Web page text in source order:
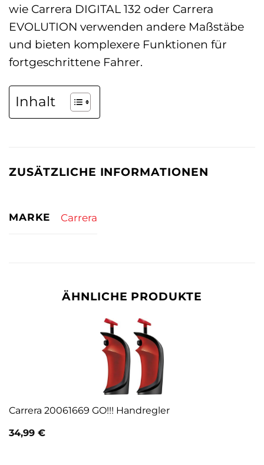
wie Carrera DIGITAL 132 oder Carrera
EVOLUTION verwenden andere Maßstäbe
und bieten komplexere Funktionen für
fortgeschrittene Fahrer.
Inhalt
ZUSÄTZLICHE INFORMATIONEN
MARKE Carrera
ÄHNLICHE PRODUKTE
Carrera 20061669 GO!!! Handregler
34,99 €